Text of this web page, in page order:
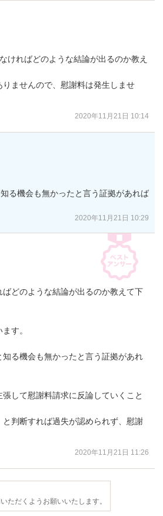
ければどのような結論が出るのか教え
ませんので、慰謝料は発生しませ
2020年11月21日 10:14
る機会も無かったと言う証拠があれば
2020年11月21日 10:29
どのような結論が出るのか教えて下
す。
る機会も無かったと言う証拠があれ
して慰謝料請求に反論していくこと
判断すれば過失が認められず、慰謝
2020年11月21日 11:26
ただくようお願いいたします。